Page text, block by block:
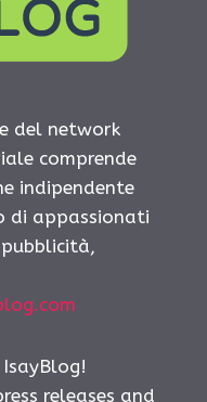
del network
comprende
indipendente
di appassionati
releases and